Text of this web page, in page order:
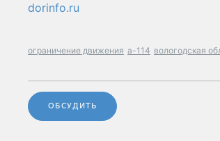
dorinfo.ru
ограничение движения а-114 вологодская
ОБСУДИТЬ